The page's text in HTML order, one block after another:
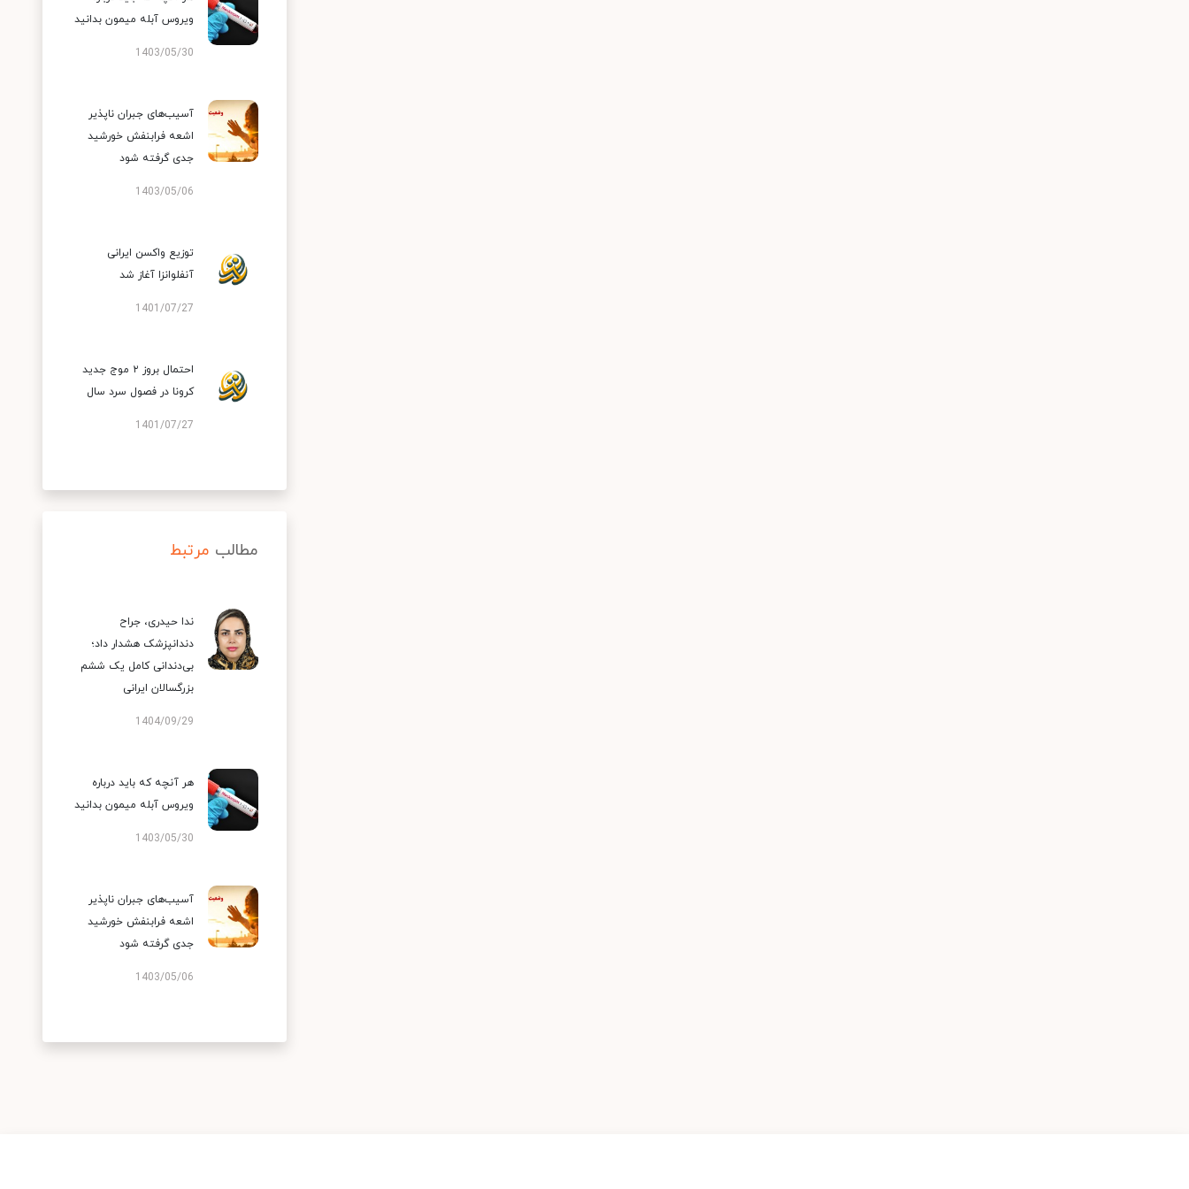
ویروس آبله میمون بدانید
1403/05/30
آسیب‌های جبران ناپذیر
اشعه فرابنفش خورشید
جدی گرفته شود
1403/05/06
توزیع واکسن ایرانی
آنفلوانزا آغاز شد
1401/07/27
احتمال بروز ۲ موج جدید
کرونا در فصول سرد سال
1401/07/27
مطالب مرتبط
ندا حیدری، جراح
دندانپزشک هشدار داد؛
بی‌دندانی کامل یک ششم
بزرگسالان ایرانی
1404/09/29
هر آنچه که باید درباره
ویروس آبله میمون بدانید
1403/05/30
آسیب‌های جبران ناپذیر
اشعه فرابنفش خورشید
جدی گرفته شود
1403/05/06